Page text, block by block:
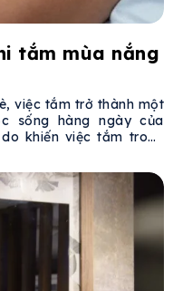
tắm mùa nắng
việc tắm trở thành một
sống hàng ngày của
khiến việc tắm trong